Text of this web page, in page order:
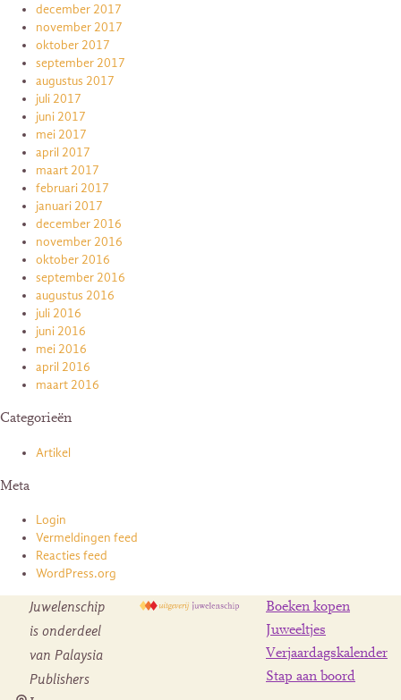
december 2017
november 2017
oktober 2017
september 2017
augustus 2017
juli 2017
juni 2017
mei 2017
april 2017
maart 2017
februari 2017
januari 2017
december 2016
november 2016
oktober 2016
september 2016
augustus 2016
juli 2016
juni 2016
mei 2016
april 2016
maart 2016
Categorieën
Artikel
Meta
Login
Vermeldingen feed
Reacties feed
WordPress.org
Juwelenschip
is onderdeel
van Palaysia
Publishers
Boeken kopen
Juweeltjes
Verjaardagskalender
Stap aan boord